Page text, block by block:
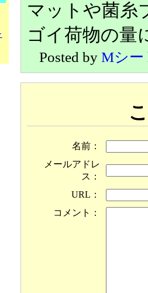
マットや菌糸
ゴイ荷物の量
Posted by Mシー
名前：
メールアドレ
ス：
URL：
コメント：